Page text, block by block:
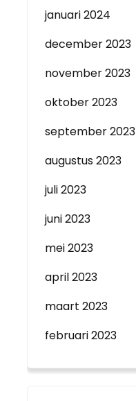
januari 2024
december 2023
november 2023
oktober 2023
september 2023
augustus 2023
juli 2023
juni 2023
mei 2023
april 2023
maart 2023
februari 2023